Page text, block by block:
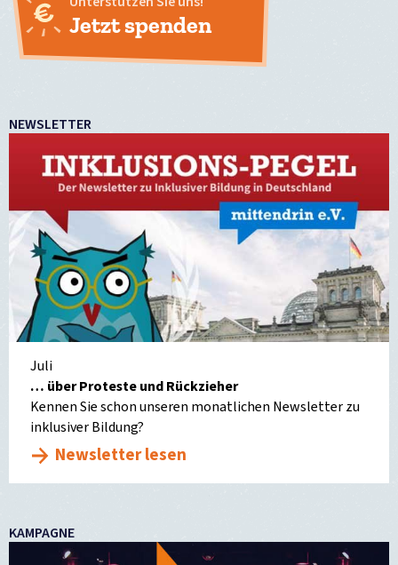
Jetzt spenden
NEWSLETTER
Juli
… über Proteste und Rückzieher
Kennen Sie schon unseren monatlichen Newsletter zu
inklusiver Bildung?
Newsletter lesen
KAMPAGNE